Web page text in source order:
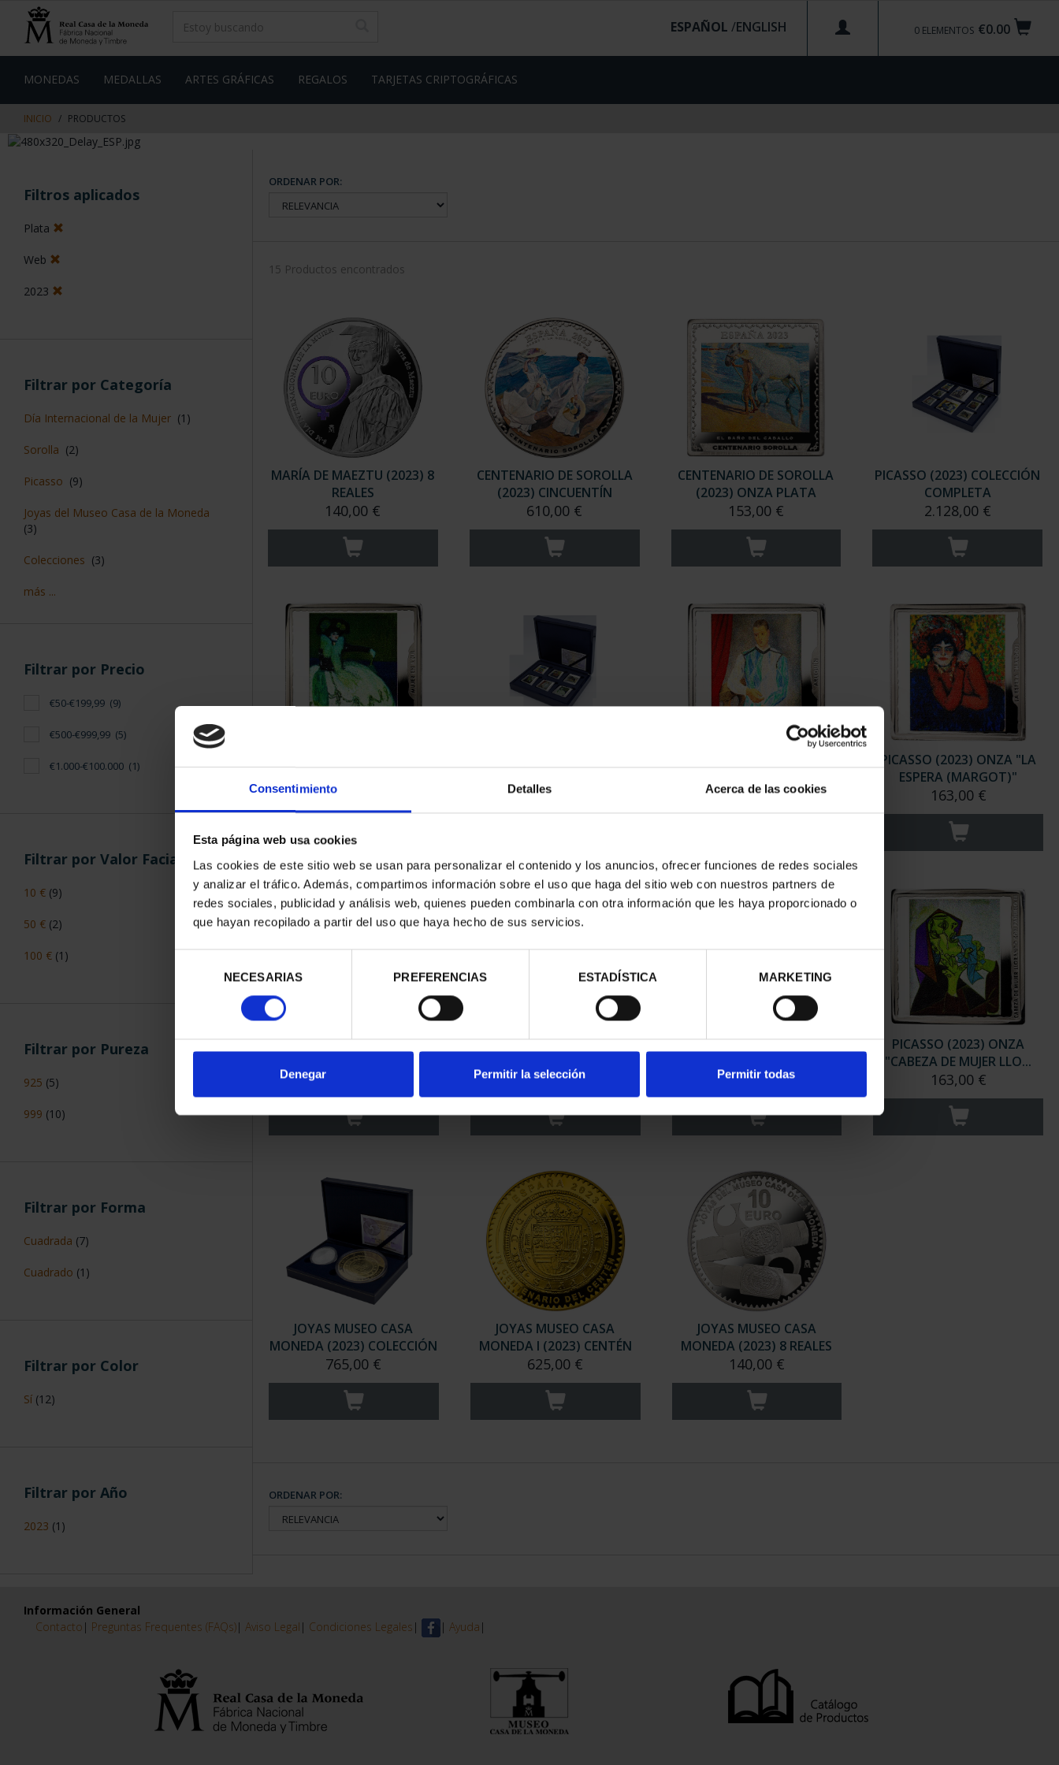
Consentimiento Detalles Acerca de las cookies
Esta página web usa cookies
Las cookies de este sitio web se usan para personalizar el contenido y los anuncios, ofrecer funciones de redes sociales
y analizar el tráfico. Además, compartimos información sobre el uso que haga del sitio web con nuestros partners de
redes sociales, publicidad y análisis web, quienes pueden combinarla con otra información que les haya proporcionado o
que hayan recopilado a partir del uso que haya hecho de sus servicios.
consentimiento
NECESARIAS PREFERENCIAS ESTADÍSTICA MARKETING
Denegar Permitir la selección Permitir todas
contenido
de
€0.00
0 ELEMENTOS
ESPAÑOL /
MONEDAS MEDALLAS ARTES GRÁFICAS REGALOS TARJETAS CRIPTOGRÁFICAS
INICIO PRODUCTOS
Filtros aplicados
Plata
Web
2023
Filtrar por Categoría
Día Internacional de la Mujer (1)
Sorolla (2)
Picasso (9)
Joyas del Museo Casa de la Moneda
(3)
Colecciones (3)
más ...
Filtrar por Precio
€50-€199,99 (9)
€500-€999,99 (5)
€1.000-€100.000 (1)
Filtrar por Valor Facial
10 € (9)
50 € (2)
100 € (1)
Filtrar por Pureza
925 (5)
999 (10)
Filtrar por Forma
Cuadrada (7)
Cuadrado (1)
Filtrar por Color
Sí (12)
Filtrar por Año
2023 (1)
ORDENAR POR:
15 Productos encontrados
MARÍA DE MAEZTU (2023) 8
REALES
140,00 €
CENTENARIO DE SOROLLA
(2023) CINCUENTÍN
610,00 €
CENTENARIO DE SOROLLA
(2023) ONZA PLATA
153,00 €
PICASSO (2023) COLECCIÓN
COMPLETA
2.128,00 €
163,00 € 978,00 € 163,00 €
PICASSO (2023) ONZA "LA
ESPERA (MARGOT)"
163,00 €
PICASSO (2023) ONZA
163,00 €
PICASSO (2023) 50 EURO
575,00 €
PICASSO (2023) ONZA
163,00 €
PICASSO (2023) ONZA
"CABEZA DE MUJER LLO...
163,00 €
JOYAS MUSEO CASA
MONEDA (2023) COLECCIÓN
765,00 €
JOYAS MUSEO CASA
MONEDA I (2023) CENTÉN
625,00 €
JOYAS MUSEO CASA
MONEDA (2023) 8 REALES
140,00 €
ORDENAR POR:
Información General
Contacto | Preguntas Frequentes (FAQs)| Aviso Legal | Condiciones Legales | | Ayuda |